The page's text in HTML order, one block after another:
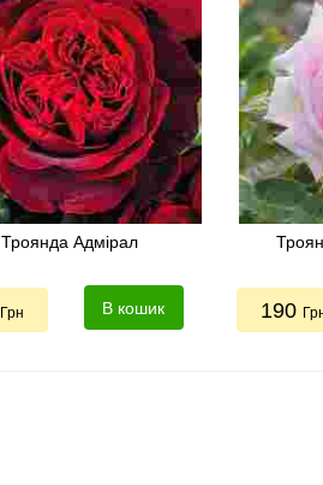
Троянда Адмірал
Грн В кошик 190